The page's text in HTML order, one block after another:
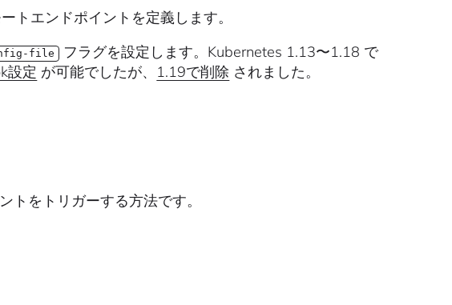
トエンドポイントを定義します。
file フラグを設定します。Kubernetes 1.13〜1.18 で
設定 が可能でしたが、 1.19で削除 されました。
トをトリガーする方法です。